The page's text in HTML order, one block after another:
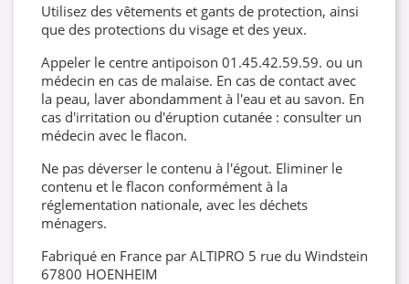
Utilisez des vêtements et gants de protection, ainsi
que des protections du visage et des yeux.
Appeler le centre antipoison 01.45.42.59.59. ou un
médecin en cas de malaise. En cas de contact avec
la peau, laver abondamment à l'eau et au savon. En
cas d'irritation ou d'éruption cutanée : consulter un
médecin avec le flacon.
Ne pas déverser le contenu à l'égout. Eliminer le
contenu et le flacon conformément à la
réglementation nationale, avec les déchets
ménagers.
Fabriqué en France par ALTIPRO 5 rue du Windstein
67800 HOENHEIM